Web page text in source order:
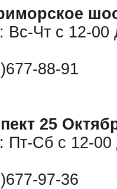
Вс-Чт с 12-
88-91
25
Пт-Сб с 12-
97-36